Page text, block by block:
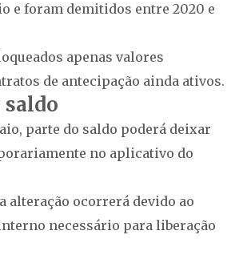
e foram demitidos entre 2020 e
apenas valores
de antecipação ainda ativos.
saldo
parte do saldo poderá deixar
no aplicativo do
alteração ocorrerá devido ao
necessário para liberação